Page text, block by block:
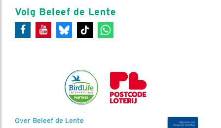
Volg Beleef de Lente
Over Beleef de Lente